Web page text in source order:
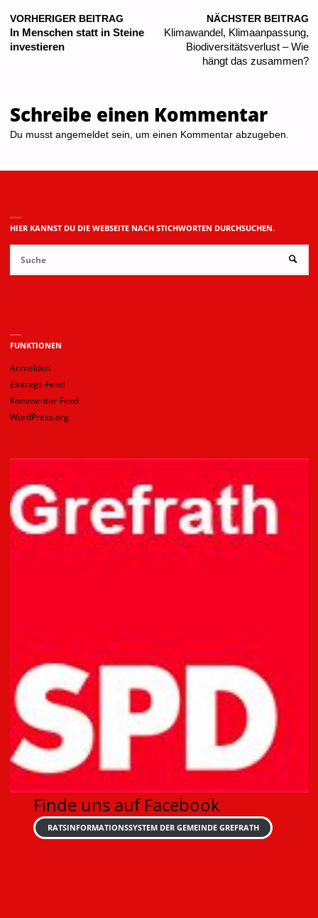
VORHERIGER BEITRAG
In Menschen statt in Steine
investieren
NÄCHSTER BEITRAG
Klimawandel, Klimaanpassung,
Biodiversitätsverlust – Wie
hängt das zusammen?
Schreibe einen Kommentar
Du musst angemeldetsein, um einen Kommentar abzugeben.
HIER KANNST DU DIE WEBSEITE NACH STICHWORTEN DURCHSUCHEN.
SUCHE
FUNKTIONEN
Anmelden
Eintrags-Feed
Kommentar-Feed
WordPress.org
Finde uns auf Facebook
RATSINFORMATIONSSYSTEM DER GEMEINDE GREFRATH